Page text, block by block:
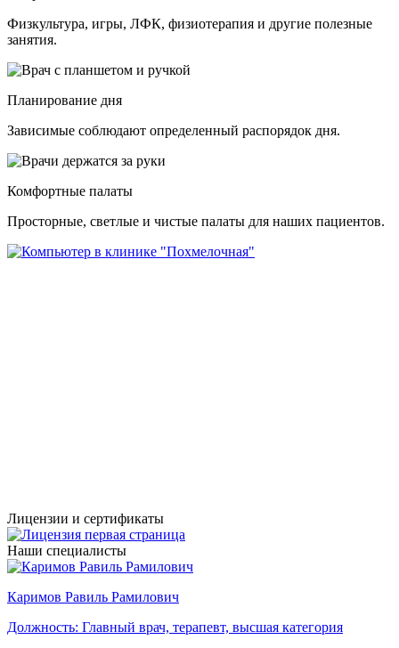
Физкультура, игры, ЛФК, физиотерапия и другие полезные
занятия.
Планирование дня
Зависимые соблюдают определенный распорядок дня.
Комфортные палаты
Просторные, светлые и чистые палаты для наших пациентов.
Лицензии и сертификаты
Наши специалисты
Каримов Равиль Рамилович
Должность: Главный врач, терапевт, высшая категория